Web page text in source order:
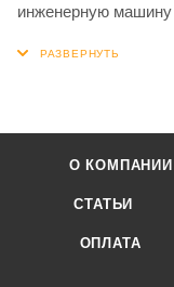
инженерную машину
О КОМПАНИИ
СТАТЬИ
ОПЛАТА